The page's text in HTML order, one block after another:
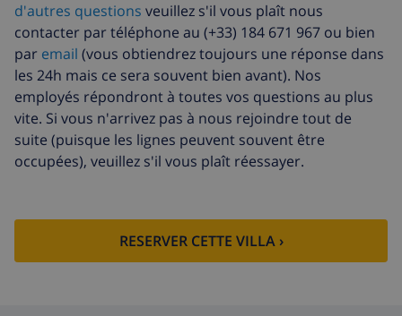
d'autres questions veuillez s'il vous plaît nous
contacter par téléphone au (+33) 184 671 967 ou bien
par email (vous obtiendrez toujours une réponse dans
les 24h mais ce sera souvent bien avant). Nos
employés répondront à toutes vos questions au plus
vite. Si vous n'arrivez pas à nous rejoindre tout de
suite (puisque les lignes peuvent souvent être
occupées), veuillez s'il vous plaît réessayer.
RESERVER CETTE VILLA ›